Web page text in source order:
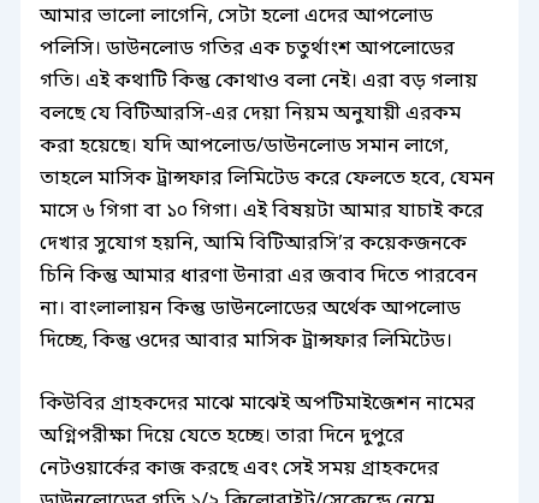
আমার ভালো লাগেনি, সেটা হলো এদের আপলোড
পলিসি। ডাউনলোড গতির এক চতুর্থাংশ আপলোডের
গতি। এই কথাটি কিন্তু কোথাও বলা নেই। এরা বড় গলায়
বলছে যে বিটিআরসি-এর দেয়া নিয়ম অনুযায়ী এরকম
করা হয়েছে। যদি আপলোড/ডাউনলোড সমান লাগে,
তাহলে মাসিক ট্রান্সফার লিমিটেড করে ফেলতে হবে, যেমন
মাসে ৬ গিগা বা ১০ গিগা। এই বিষয়টা আমার যাচাই করে
দেখার সুযোগ হয়নি, আমি বিটিআরসি’র কয়েকজনকে
চিনি কিন্তু আমার ধারণা উনারা এর জবাব দিতে পারবেন
না। বাংলালায়ন কিন্তু ডাউনলোডের অর্থেক আপলোড
দিচ্ছে, কিন্তু ওদের আবার মাসিক ট্রান্সফার লিমিটেড।
কিউবির গ্রাহকদের মাঝে মাঝেই অপটিমাইজেশন নামের
অগ্নিপরীক্ষা দিয়ে যেতে হচ্ছে। তারা দিনে দুপুরে
নেটওয়ার্কের কাজ করছে এবং সেই সময় গ্রাহকদের